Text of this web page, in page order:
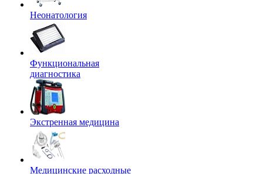
Неонатология
Функциональная
диагностика
Экстренная медицина
Медицинские расходные